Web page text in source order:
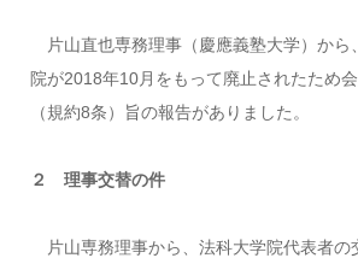
片山直也専務理事（慶應義塾大学）から
院が2018年10月をもって廃止されたため
（規約8条）旨の報告がありました。
２ 理事交替の件
片山専務理事から、法科大学院代表者の